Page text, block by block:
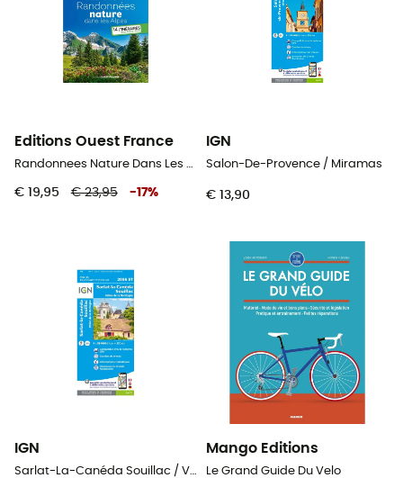
Editions Ouest France
Randonnees Nature Dans Les Alpes
€ 19,95 € 23,95 -17%
IGN
Salon-De-Provence / Miramas
€ 13,90
IGN
Sarlat-La-Canéda Souillac / Vallée De La Dordogne
Mango Editions
Le Grand Guide Du Velo